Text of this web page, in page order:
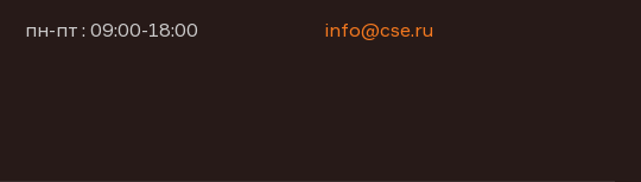
пн-пт : 09:00-18:00 info@cse.ru